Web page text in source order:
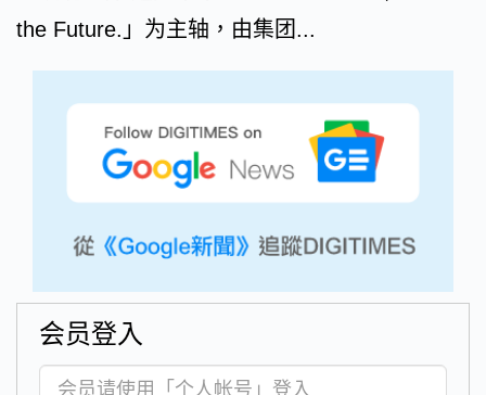
the Future.」为主轴，由集团...
会员登入